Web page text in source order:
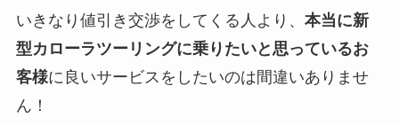
いきなり値引き交渉をしてくる人より、 本当に新
型カローラツーリングに乗りたいと思っているお
客様に良いサービスをしたいのは間違いありませ
ん！